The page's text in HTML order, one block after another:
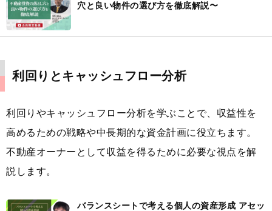
穴と良い物件の選び方を徹底解説〜
利回りとキャッシュフロー分析
利回りやキャッシュフロー分析を学ぶことで、収益性を
高めるための戦略や中長期的な資金計画に役立ちます。
不動産オーナーとして収益を得るために必要な視点を解
説します。
バランスシートで考える個人の資産形成 アセッ